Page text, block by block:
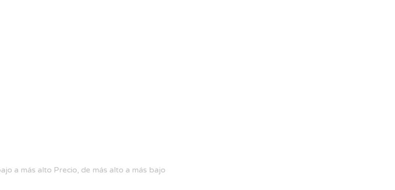
a más alto Precio, de más alto a más bajo